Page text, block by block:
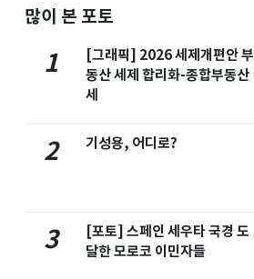
많이 본 포토
1
[그래픽] 2026 세제개편안 부
동산 세제 합리화-종합부동산
세
2 기성용, 어디로?
3
[포토] 스페인 세우타 국경 도
달한 모로코 이민자들